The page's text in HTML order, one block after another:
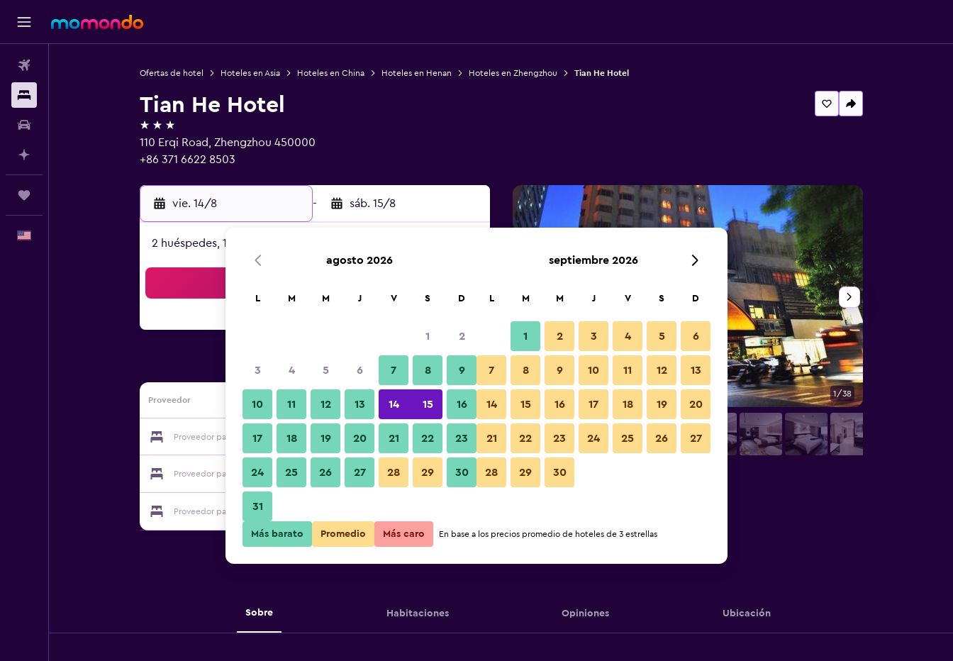
Ofertas de hotel Hoteles en Asia Hoteles en China Hoteles en Henan Hoteles en Zhengzhou Tian He Hotel
Tian He Hotel
3 estrellas
110 Erqi Road, Zhengzhou 450000
+86 371 6622 8503
vie. 14/8 - sáb. 15/8
2 huéspedes, 1 habitación
Proveedor
Proveedor para Tian He Hotel Ver precios
Proveedor para Tian He Hotel Ver precios
Proveedor para Tian He Hotel
Edificio 1/38
Fotos
Sobre Habitaciones Opiniones Ubicación
agosto 2026
L M M J V S D
1 2
3 4 5 6 7 8 9
10 11 12 13 14 15 16
17 18 19 20 21 22 23
24 25 26 27 28 29 30
31
septiembre 2026
L M M J V S D
1 2 3 4 5 6
7 8 9 10 11 12 13
14 15 16 17 18 19 20
21 22 23 24 25 26 27
28 29 30
Más barato Promedio Más caro En base a los precios promedio de hoteles de 3 estrellas